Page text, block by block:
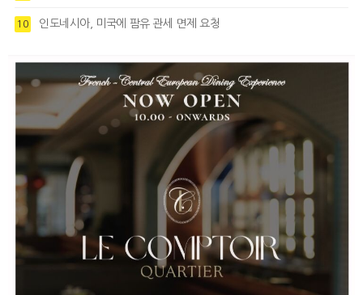
10 인도네시아, 미국에 팜유 관세 면제 요청